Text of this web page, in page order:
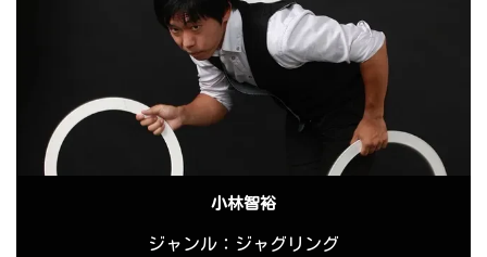
小林智裕
ジャンル：ジャグリング